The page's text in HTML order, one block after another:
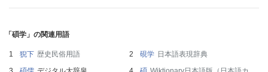
「碩学」の関連用語
猊下 歴史民俗用語 硯学 日本語表現辞典